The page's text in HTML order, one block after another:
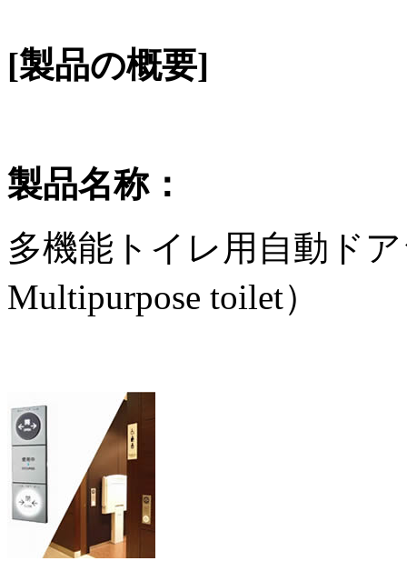
[製品の概要]
製品名称：
多機能トイレ用自動ドア
Multipurpose toilet）